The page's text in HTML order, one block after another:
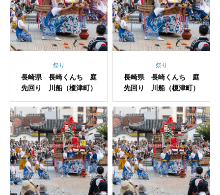
祭り
長崎県 長崎くんち 庭
先回り 川船（榎津町）
祭り
長崎県 長崎くんち 庭
先回り 川船（榎津町）